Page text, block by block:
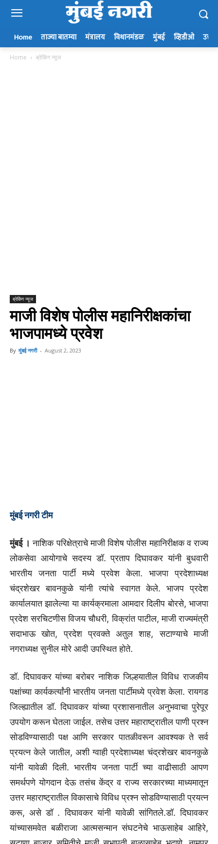
Home ताज्या बातम्या मंत्रालय विधानमंडळ मुंबई व्हिडीओ उत्तर
Home ब्रेकिंग न्यूज
ब्रेकिंग न्यूज
माजी विशेष पोलीस महानिरीक्षकांचा
भाजपामध्ये प्रवेश
By मुंबई नगरी - August 2, 2023
मुंबई नगरी टीम
मुंबई । नाशिक परिक्षेत्राचे माजी विशेष पोलीस महानिरीक्षक व राज्य
लोकसेवा आयोगाचे सदस्य डॉ. प्रताप दिघावकर यांनी बुधवारी
भारतीय जनता पार्टी मध्ये प्रवेश केला. भाजपा प्रदेशाध्यक्ष
चंद्रशेखर बावनकुळे यांनी त्यांचे स्वागत केले. भाजप प्रदेश
कार्यालयात झालेल्या या कार्यक्रमाला आमदार दिलीप बोरसे, भाजपा
प्रदेश सरचिटणीस विजय चौधरी, विक्रांत पाटील, माजी राज्यमंत्री
सदाभाऊ खोत, प्रदेश प्रवक्ते अतुल शाह, सटाण्याचे माजी
नगराध्यक्ष सुनील मोरे आदी उपस्थित होते.
डॉ. दिघावकर यांच्या बरोबर नाशिक जिल्हयातील विविध राजकीय
पक्षांच्या कार्यकर्त्यांनी भारतीय जनता पार्टीमध्ये प्रवेश केला. रायगड
जिल्ह्यातील डॉ. दिघावकर यांच्या प्रशासनातील अनुभवाचा पुरेपूर
उपयोग करून घेतला जाईल. तसेच उत्तर महाराष्ट्रातील पाणी प्रश्न
सोडविण्यासाठी पक्ष आणि सरकार पातळीवरून आवश्यक ते सर्व
प्रयत्न केले जातील, अशी ग्वाही प्रदेशाध्यक्ष चंद्रशेखर बावनकुळे
यांनी यावेळी दिली. भारतीय जनता पार्टी च्या वाढीसाठी आपण
समर्थपणे योगदान देऊ तसंच केंद्र व राज्य सरकारच्या माध्यमातून
उत्तर महाराष्ट्रातील विकासाचे विविध प्रश्न सोडविण्यासाठी प्रयत्न
करू, असे डॉ . दिघावकर यांनी यावेळी सांगितले.डॉ. दिघावकर
यांच्यासमवेत बळीराजा आत्मसन्मान संघटनेचे भाऊसाहेब आहिरे,